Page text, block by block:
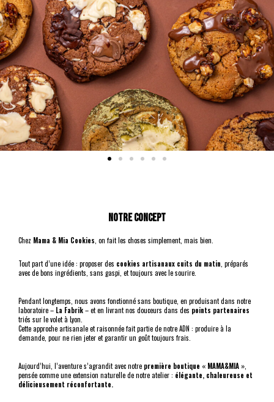
Notre concept
Chez Mama & Mia Cookies , on fait les choses simplement, mais bien.
Tout part d’une idée : proposer des cookies artisanaux cuits du matin , préparés
avec de bons ingrédients, sans gaspi, et toujours avec le sourire.
Pendant longtemps, nous avons fonctionné sans boutique, en produisant dans notre
laboratoire – La Fabrik– et en livrant nos douceurs dans des points partenaires
triés sur le volet à Lyon.
Cette approche artisanale et raisonnée fait partie de notre ADN : produire à la
demande, pour ne rien jeter et garantir un goût toujours frais.
Aujourd’hui, l’aventure s’agrandit avec notre première boutique « MAMA&MIA »
pensée comme une extension naturelle de notre atelier : élégante, chaleureuse et
délicieusement réconfortante.